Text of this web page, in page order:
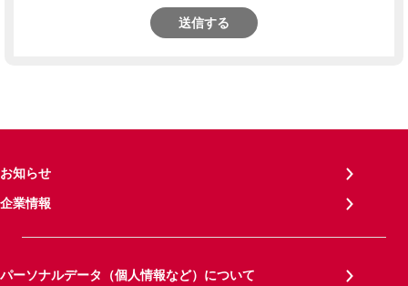
送信する
お知らせ
企業情報
パーソナルデータ（個人情報など）について